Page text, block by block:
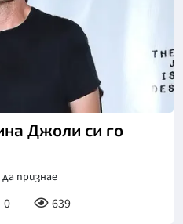
Джоли си го
признае
0 639